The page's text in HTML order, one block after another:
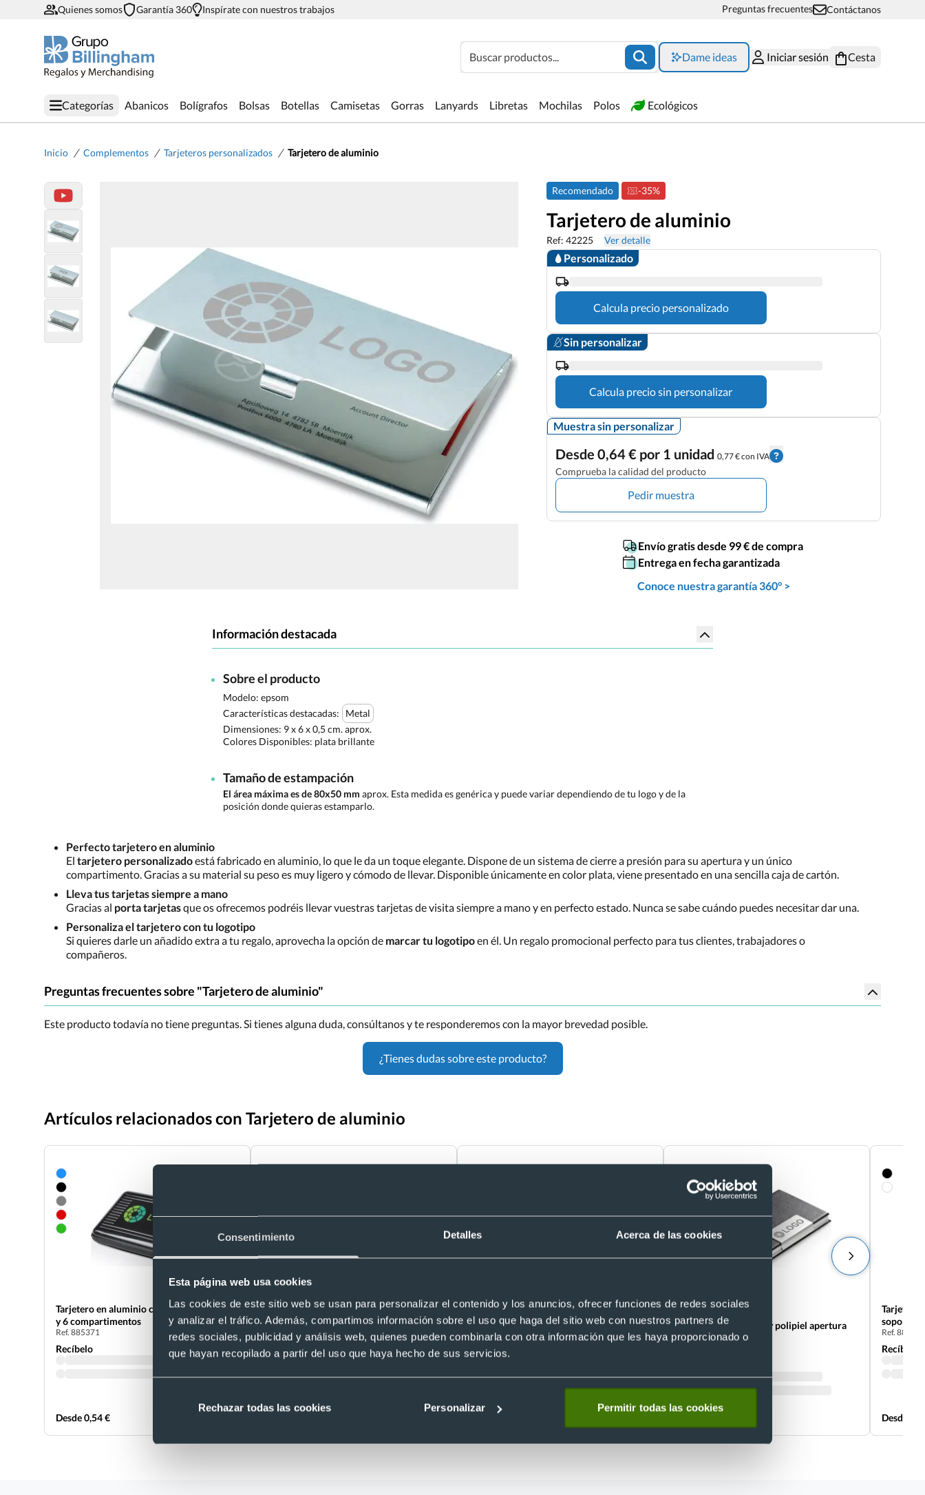
Consentimiento Detalles Acerca de las cookies
Esta página web usa cookies
Las cookies de este sitio web se usan para personalizar el contenido y los anuncios, ofrecer funciones de redes sociales
y analizar el tráfico. Además, compartimos información sobre el uso que haga del sitio web con nuestros partners de
redes sociales, publicidad y análisis web, quienes pueden combinarla con otra información que les haya proporcionado o
que hayan recopilado a partir del uso que haya hecho de sus servicios.
Rechazar todas las cookies Personalizar Permitir todas las cookies
Quienes somos Garantía 360 Inspírate con nuestros trabajos Preguntas frecuentes Contáctanos
Buscar productos... Dame ideas Iniciar sesión Cesta
Categorías Abanicos Bolígrafos Bolsas Botellas Camisetas Gorras Lanyards Libretas Mochilas Polos Ecológicos
Inicio / Complementos / Tarjeteros personalizados / Tarjetero de aluminio
Recomendado -35%
Tarjetero de aluminio
Ref: 42225 Ver detalle
Personalizado
Calcula precio personalizado
Sin personalizar
Calcula precio sin personalizar
Muestra sin personalizar
Desde 0,64 € por 1 unidad 0,77 € con IVA
Comprueba la calidad del producto
Pedir muestra
Envío gratis desde 99 € de compra
Entrega en fecha garantizada
Conoce nuestra garantía 360° >
Información destacada
Sobre el producto
Modelo: epsom
Características destacadas:
Metal
Dimensiones: 9 x 6 x 0,5 cm. aprox.
Colores Disponibles: plata brillante
Tamaño de estampación
El área máxima es de 80x50 mm aprox. Esta medida es genérica y puede variar dependiendo de tu logo y de la
posición donde quieras estamparlo.
Perfecto tarjetero en aluminio
El tarjetero personalizadoestá fabricado en aluminio, lo que le da un toque elegante. Dispone de un sistema de cierre a presión para su apertura y un único
compartimento. Gracias a su material su peso es muy ligero y cómodo de llevar. Disponible únicamente en color plata, viene presentado en una sencilla caja de cartón.
Lleva tus tarjetas siempre a mano
Gracias al porta tarjetasque os ofrecemos podréis llevar vuestras tarjetas de visita siempre a mano y en perfecto estado. Nunca se sabe cuándo puedes necesitar dar una.
Personaliza el tarjetero con tu logotipo
Si quieres darle un añadido extra a tu regalo, aprovecha la opción de marcar tu logotipoen él. Un regalo promocional perfecto para tus clientes, trabajadores o
compañeros.
Preguntas frecuentes sobre "Tarjetero de aluminio"
Este producto todavía no tiene preguntas. Si tienes alguna duda, consúltanos y te responderemos con la mayor brevedad posible.
¿Tienes dudas sobre este producto?
Artículos relacionados con Tarjetero de aluminio
Tarjetero en aluminio con protección RFID
y 6 compartimentos
Ref. 885371
Recíbelo
Desde 0,54 €
Tarjetero cromado plata mate
Ref. 42206
Recíbelo
- 5 % Eco
Tarjetero publicitario de bambú y cierre
metálico de 1 compartimento
Ref. 8820992
Desde 1,08 €
- 5 %
Tarjetero en aluminio y polipiel apertura
clip
Tarjetero
soporte
Ref.
Recíbelo
Desde